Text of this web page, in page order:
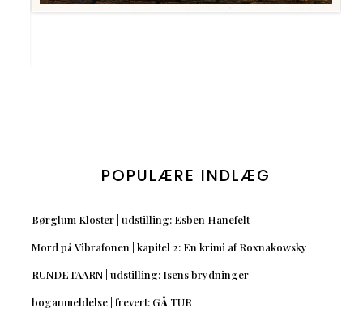
POPULÆRE INDLÆG
Børglum Kloster | udstilling: Esben Hanefelt
Mord på Vibrafonen | kapitel 2: En krimi af Roxnakowsky
RUNDETAARN | udstilling: Isens brydninger
boganmeldelse | frevert: GÅ TUR